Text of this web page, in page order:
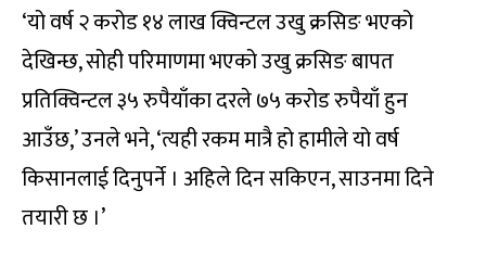
‘यो वर्ष २ करोड १४ लाख क्विन्टल उखु क्रसिङ भएको
देखिन्छ, सोही परिमाणमा भएको उखु क्रसिङ बापत
प्रतिक्विन्टल ३५ रुपैयाँका दरले ७५ करोड रुपैयाँ हुन
आउँछ,’ उनले भने, ‘त्यही रकम मात्रै हो हामीले यो वर्ष
किसानलाई दिनुपर्ने । अहिले दिन सकिएन, साउनमा दिने
तयारी छ ।’